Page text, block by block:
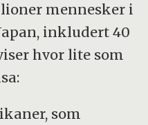
mennesker i
inkludert 40
hvor lite som
som